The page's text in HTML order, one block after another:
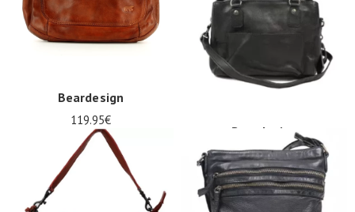
Beardesign
119.95€
Beardesign
135.95€